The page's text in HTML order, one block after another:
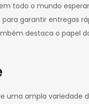
todo o mundo
garantir entregas
destaca o papel
ampla variedade